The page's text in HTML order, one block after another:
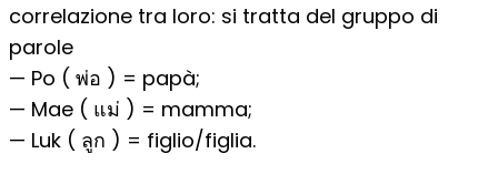
correlazione tra loro: si tratta del gruppo di
parole
— Po ( พ่อ ) = papà;
— Mae ( แม่ ) = mamma;
— Luk ( ลูก ) = figlio/figlia.